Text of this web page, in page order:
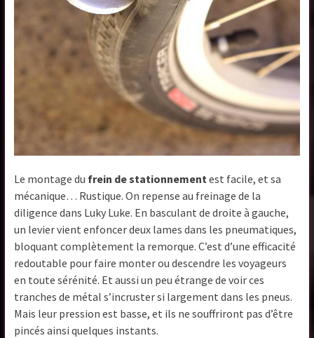
Le montage du frein de stationnement est facile, et sa
mécanique… Rustique. On repense au freinage de la
diligence dans Luky Luke. En basculant de droite à gauche,
un levier vient enfoncer deux lames dans les pneumatiques,
bloquant complètement la remorque. C’est d’une efficacité
redoutable pour faire monter ou descendre les voyageurs
en toute sérénité. Et aussi un peu étrange de voir ces
tranches de métal s’incruster si largement dans les pneus.
Mais leur pression est basse, et ils ne souffriront pas d’être
pincés ainsi quelques instants.